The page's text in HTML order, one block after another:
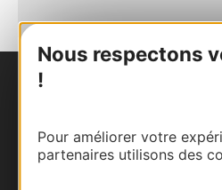
Nous respectons
!
Pour améliorer votre
partenaires utilisons des
Carte interactive